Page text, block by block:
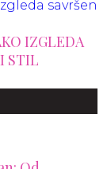
IZGLEDA
STIL